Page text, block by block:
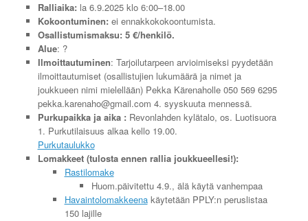
Ralliaika: la 6.9.2025 klo 6:00–18.00
Kokoontuminen: ei ennakkokokoontumista.
Osallistumismaksu: 5 €/henkilö.
Alue: ?
Ilmoittautuminen: Tarjoilutarpeen arvioimiseksi pyydetään
ilmoittautumiset (osallistujien lukumäärä ja nimet ja
joukkueen nimi mielellään) Pekka Kärenaholle 050 569 6295
pekka.karenaho@gmail.com 4. syyskuuta mennessä.
Purkupaikka ja aika : Revonlahden kylätalo, os. Luotisuora
1. Purkutilaisuus alkaa kello 19.00.
Purkutaulukko
Lomakkeet (tulosta ennen rallia joukkueellesi!):
Rastilomake
Huom.päivitettu 4.9., älä käytä vanhempaa
Havaintolomakkeenakäytetään PPLY:n peruslistaa
150 lajille